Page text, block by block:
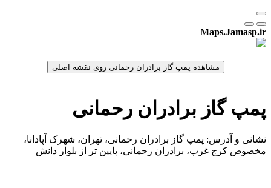
Maps.Jamasp.ir
پمپ گاز برادران رحمانی
نشانی و آدرس: پمپ گاز برادران رحمانی، تهران، شهرک آپادانا،
مخصوص کرج غرب، برادران رحمانی، پایین تر از بلوار دانش